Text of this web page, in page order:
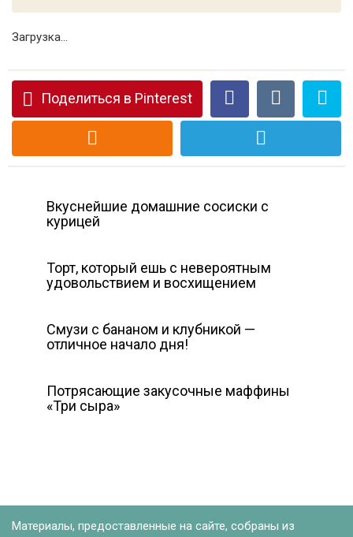
Загрузка...
Поделиться в Pinterest
Вкуснейшие домашние сосиски с
курицей
Торт, который ешь с невероятным
удовольствием и восхищением
Смузи с бананом и клубникой —
отличное начало дня!
Потрясающие закусочные маффины
«Три сыра»
Материалы, предоставленные на сайте, собраны из